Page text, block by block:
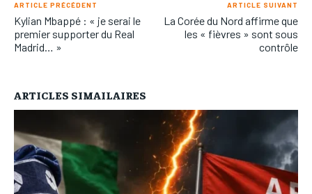
ARTICLE PRÉCÉDENT
Kylian Mbappé : « je serai le
premier supporter du Real
Madrid… »
ARTICLE SUIVANT
La Corée du Nord affirme que
les « fièvres » sont sous
contrôle
ARTICLES SIMAILAIRES